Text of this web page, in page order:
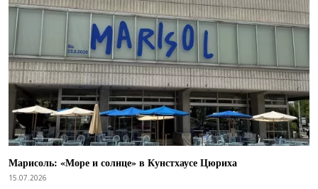
Марисоль: «Море и солнце» в Кунстхаусе Цюриха
15.07.2026